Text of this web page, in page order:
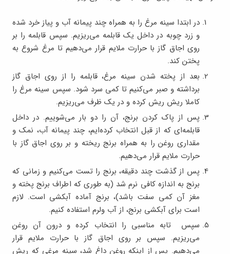
در ابتدا سینه مرغ را به همراه چند پیمانه آب و پیاز خرد شده
و زرد چوبه در داخل یک قابلمه می‌ریزیم. سپس قابلمه را بر
روی اجاق گاز با حرارت ملایم قرار می‌دهیم تا مرغ شروع به
پختن کند.
بعد از پخته شدن سینه مرغ، قابلمه را از روی اجاق گاز
برداشته و صبر می‌کنیم تا کمی سرد شود. سپس سینه مرغ را
کاملا ریش ریش کرده و در یک ظرف می‌ریزیم.
پس از پاک کردن برنج، آن را دو بار می‌شوییم. در داخل
قابلمه‌ای که از قبل انتخاب کرده‌ایم، چند پیمانه آب، نمک و
مقداری روغن را به همراه برنج ریخته و بر روی اجاق گاز با
حرارت ملایم قرار می‌دهیم.
پس از گذشت چند دقیقه، برنج را تست می‌کنیم و زمانی که
برنج به اندازه کافی نرم شد (به طوری که اطراف برنج پخته و
مغز آن کمی سفت باشد)، برنج آماده‌ آبکشی است. لازم
است برای آبکشی برنج، از آب ولرم استفاده کنیم.
سپس تابه مناسبی را انتخاب کرده و درون آن روغن
می‌ریزیم. سپس بر روی اجاق گاز با حرارت ملایم قرار
می‌دهیم. پس از اینکه روغن داغ شد، سینه مرغی که ریش